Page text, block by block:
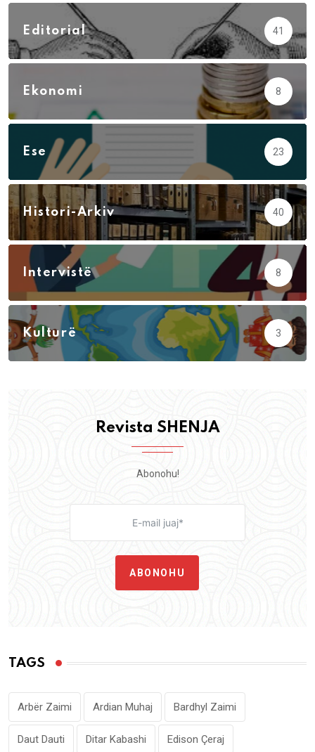
Editorial 41
Ekonomi 8
Ese 23
Histori-Arkiv 40
Intervistë 8
Kulturë 3
Revista SHENJA
Abonohu!
ABONOHU
TAGS
Arbër Zaimi Ardian Muhaj Bardhyl Zaimi
Daut Dauti Ditar Kabashi Edison Çeraj